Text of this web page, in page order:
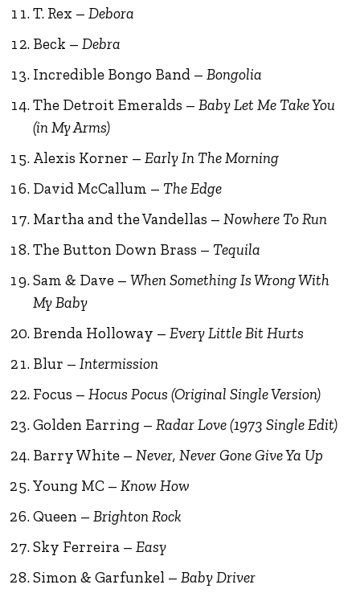
T. Rex – Debora
Beck – Debra
Incredible Bongo Band – Bongolia
The Detroit Emeralds – Baby Let Me Take You
(in My Arms)
Alexis Korner – Early In The Morning
David McCallum – The Edge
Martha and the Vandellas – Nowhere To Run
The Button Down Brass – Tequila
Sam & Dave – When Something Is Wrong With
My Baby
Brenda Holloway – Every Little Bit Hurts
Blur – Intermission
Focus – Hocus Pocus (Original Single Version)
Golden Earring – Radar Love (1973 Single Edit)
Barry White – Never, Never Gone Give Ya Up
Young MC – Know How
Queen – Brighton Rock
Sky Ferreira – Easy
Simon & Garfunkel – Baby Driver